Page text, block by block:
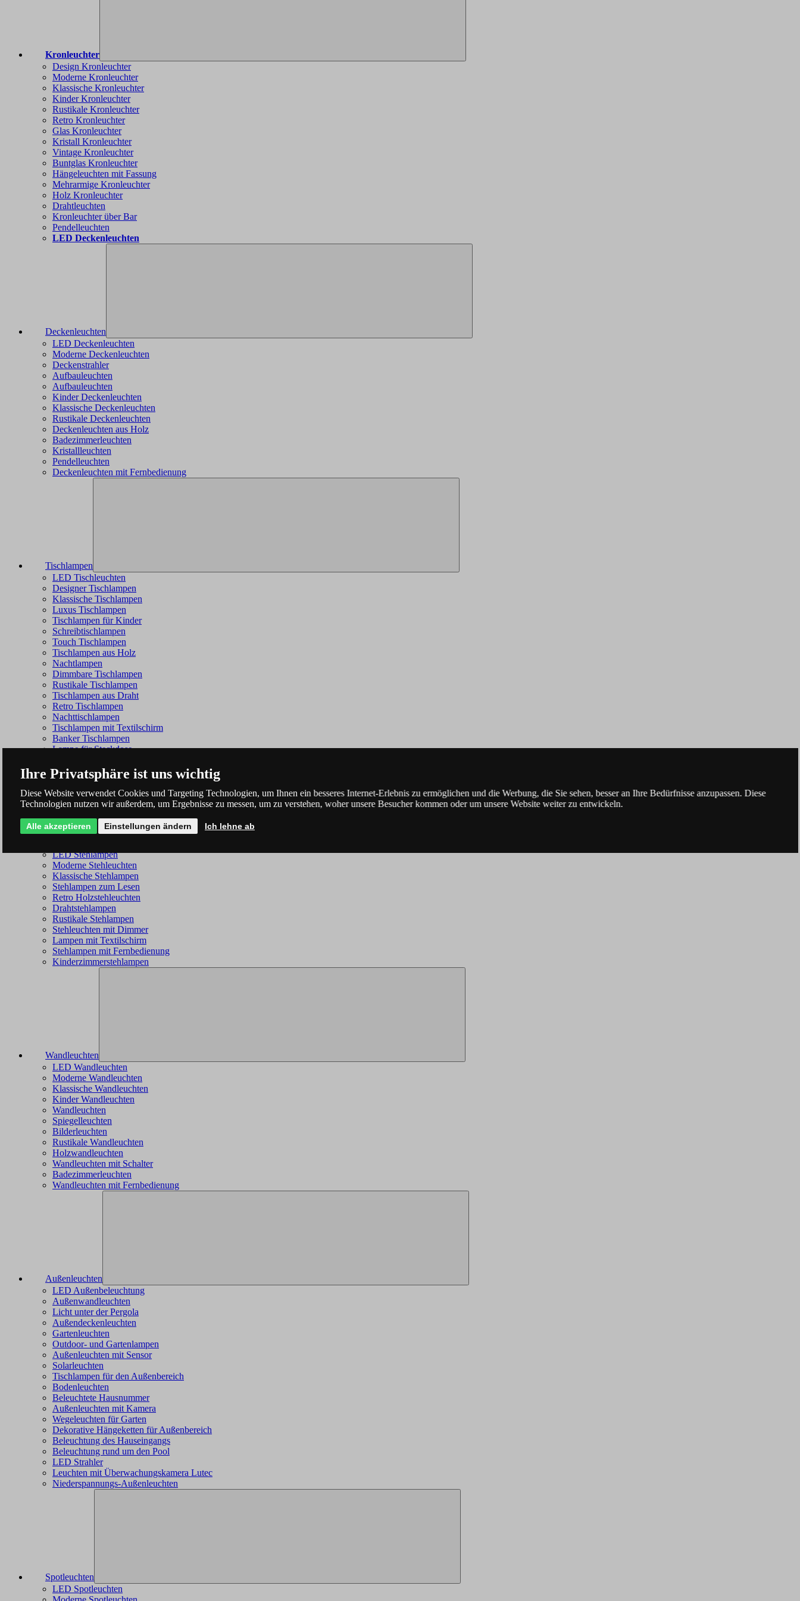
Kronleuchter
Design Kronleuchter
Moderne Kronleuchter
Klassische Kronleuchter
Kinder Kronleuchter
Rustikale Kronleuchter
Retro Kronleuchter
Glas Kronleuchter
Kristall Kronleuchter
Vintage Kronleuchter
Buntglas Kronleuchter
Hängeleuchten mit Fassung
Mehrarmige Kronleuchter
Holz Kronleuchter
Drahtleuchten
Kronleuchter über Bar
Pendelleuchten
LED Deckenleuchten
Deckenleuchten
LED Deckenleuchten
Moderne Deckenleuchten
Deckenstrahler
Aufbauleuchten
Aufbauleuchten
Kinder Deckenleuchten
Klassische Deckenleuchten
Rustikale Deckenleuchten
Deckenleuchten aus Holz
Badezimmerleuchten
Kristallleuchten
Pendelleuchten
Deckenleuchten mit Fernbedienung
Tischlampen
LED Tischleuchten
Designer Tischlampen
Klassische Tischlampen
Luxus Tischlampen
Tischlampen für Kinder
Schreibtischlampen
Touch Tischlampen
Tischlampen aus Holz
Nachtlampen
Dimmbare Tischlampen
Rustikale Tischlampen
Tischlampen aus Draht
Retro Tischlampen
Nachttischlampen
Tischlampen mit Textilschirm
Banker Tischlampen
Lampe für Steckdose
LED Stehlampen
Moderne Stehleuchten
Klassische Stehlampen
Stehlampen zum Lesen
Retro Holzstehleuchten
Drahtstehlampen
Rustikale Stehlampen
Stehleuchten mit Dimmer
Lampen mit Textilschirm
Stehlampen mit Fernbedienung
Kinderzimmerstehlampen
Wandleuchten
LED Wandleuchten
Moderne Wandleuchten
Klassische Wandleuchten
Kinder Wandleuchten
Wandleuchten
Spiegelleuchten
Bilderleuchten
Rustikale Wandleuchten
Holzwandleuchten
Wandleuchten mit Schalter
Badezimmerleuchten
Wandleuchten mit Fernbedienung
Außenleuchten
LED Außenbeleuchtung
Außenwandleuchten
Licht unter der Pergola
Außendeckenleuchten
Gartenleuchten
Outdoor- und Gartenlampen
Außenleuchten mit Sensor
Solarleuchten
Tischlampen für den Außenbereich
Bodenleuchten
Beleuchtete Hausnummer
Außenleuchten mit Kamera
Wegeleuchten für Garten
Dekorative Hängeketten für Außenbereich
Beleuchtung des Hauseingangs
Beleuchtung rund um den Pool
LED Strahler
Leuchten mit Überwachungskamera Lutec
Niederspannungs-Außenleuchten
Spotleuchten
LED Spotleuchten
Ihre Privatsphäre ist uns wichtig
Diese Website verwendet Cookies und Targeting Technologien, um Ihnen ein besseres Internet-Erlebnis zu ermöglichen und die Werbung, die Sie sehen, besser an Ihre Bedürfnisse anzupassen. Diese
Technologien nutzen wir außerdem, um Ergebnisse zu messen, um zu verstehen, woher unsere Besucher kommen oder um unsere Website weiter zu entwickeln.
Alle akzeptieren Einstellungen ändern Ich lehne ab